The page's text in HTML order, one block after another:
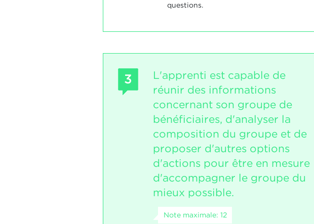
questions.
3
L'apprenti est capable de
réunir des informations
concernant son groupe de
bénéficiaires, d'analyser la
composition du groupe et de
proposer d'autres options
d'actions pour être en mesure
d'accompagner le groupe du
mieux possible.
Note maximale: 12